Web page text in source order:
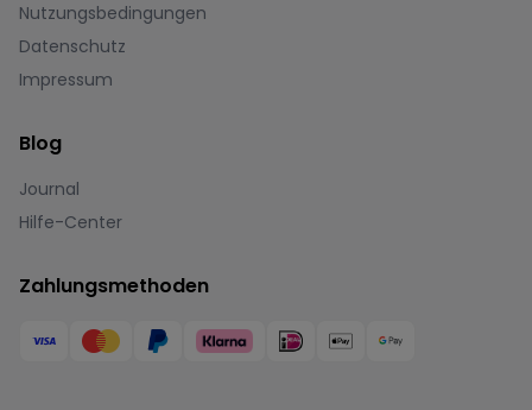
Nutzungsbedingungen
Datenschutz
Impressum
Blog
Journal
Hilfe-Center
Zahlungsmethoden